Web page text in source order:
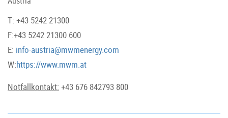
T: +43 5242 21300
F:+43 5242 21300 600
E: info-austria@mwmenergy.com
W:https://www.mwm.at
Notfallkontakt: +43 676 842793 800